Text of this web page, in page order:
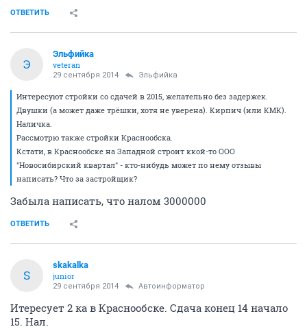
ОТВЕТИТЬ
Э
Эльфийка
veteran
29 сентября 2014 Эльфийка
Интересуют стройки со сдачей в 2015, желательно без задержек.
Двушки (а может даже трёшки, хотя не уверена). Кирпич (или КМК).
Наличка.
Рассмотрю также стройки Краснообска.
Кстати, в Краснообске на Западной строит ккой-то ООО
"Новосибирский квартал" - кто-нибудь может по нему отзывы
написать? Что за застройщик?
Забыла написать, что налом 3000000
ОТВЕТИТЬ
S
skakalka
junior
29 сентября 2014 Автоинформатор
Итересует 2 ка в Краснообске. Сдача конец 14 начало
15. Нал.